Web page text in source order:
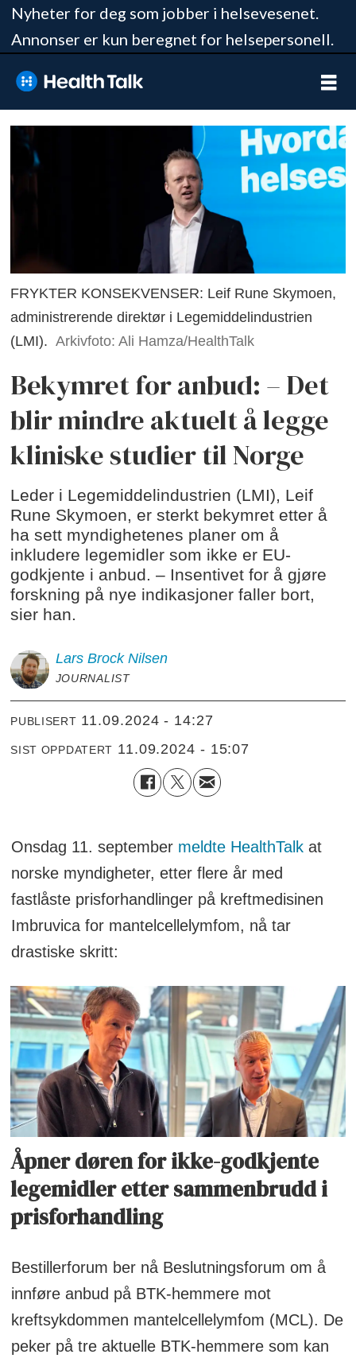
Nyheter for deg som jobber i helsevesenet.
Annonser er kun beregnet for helsepersonell.
FRYKTER KONSEKVENSER: Leif Rune Skymoen,
administrerende direktør i Legemiddelindustrien
(LMI). Arkivfoto: Ali Hamza/HealthTalk
Bekymret for anbud: – Det
blir mindre aktuelt å legge
kliniske studier til Norge
Leder i Legemiddelindustrien (LMI), Leif
Rune Skymoen, er sterkt bekymret etter å
ha sett myndighetenes planer om å
inkludere legemidler som ikke er EU-
godkjente i anbud. – Insentivet for å gjøre
forskning på nye indikasjoner faller bort,
sier han.
Lars Brock Nilsen
JOURNALIST
PUBLISERT 11.09.2024 - 14:27
SIST OPPDATERT 11.09.2024 - 15:07
Onsdag 11. september meldte HealthTalk at
norske myndigheter, etter flere år med
fastlåste prisforhandlinger på kreftmedisinen
Imbruvica for mantelcellelymfom, nå tar
drastiske skritt:
Åpner døren for ikke-godkjente
legemidler etter sammenbrudd i
prisforhandling
Bestillerforum ber nå Beslutningsforum om å
innføre anbud på BTK-hemmere mot
kreftsykdommen mantelcellelymfom (MCL). De
peker på tre aktuelle BTK-hemmere som kan